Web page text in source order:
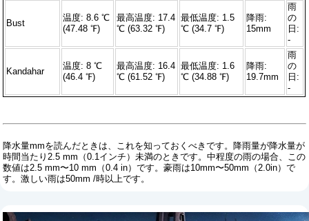
Bust
温度: 8.6 ℃
(47.48 ℉)
最高温度: 17.4
℃ (63.32 ℉)
最低温度: 1.5
℃ (34.7 ℉)
降雨:
15mm
雨
の
日:
-
Kandahar
温度: 8 ℃
(46.4 ℉)
最高温度: 16.4
℃ (61.52 ℉)
最低温度: 1.6
℃ (34.88 ℉)
降雨:
19.7mm
雨
の
日:
-
降水量mmを読んだときは、これを知っておくべきです。降雨量が降水量が
時間当たり2.5 mm（0.1インチ）未満のときです。中程度の雨の場合、この
数値は2.5 mm〜10 mm（0.4 in）です。豪雨は10mm〜50mm（2.0in）で
す。激しい雨は50mm /時以上です。